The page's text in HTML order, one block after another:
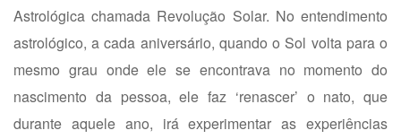
Astrológica chamada Revolução Solar. No entendimento
astrológico, a cada aniversário, quando o Sol volta para o
mesmo grau onde ele se encontrava no momento do
nascimento da pessoa, ele faz ‘renascer’ o nato, que
durante aquele ano, irá experimentar as experiências